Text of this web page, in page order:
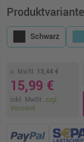
Schwarz
o. MwSt. 13,44 €
15,99 €
inkl. MwSt. zzgl.
Versand